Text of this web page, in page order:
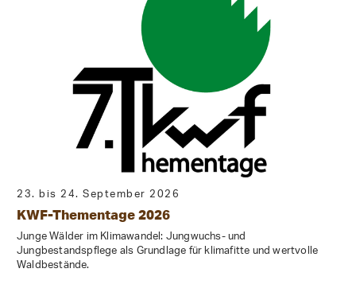
23. bis 24. September 2026
KWF-Thementage 2026
Junge Wälder im Klimawandel: Jungwuchs- und
Jungbestandspflege als Grundlage für klimafitte und wertvolle
Waldbestände.